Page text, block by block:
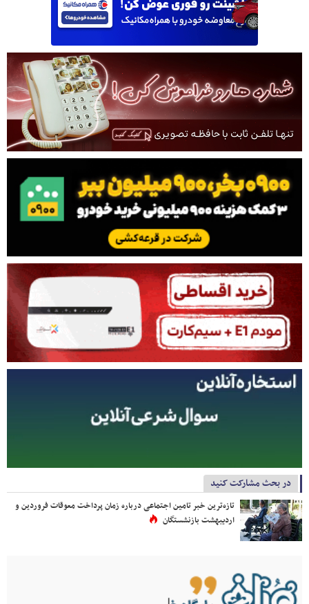
در بحث مشارکت کنید
تازه‌ترین خبر تامین اجتماعی درباره زمان پرداخت معوقات فروردین و
اردیبهشت بازنشستگان